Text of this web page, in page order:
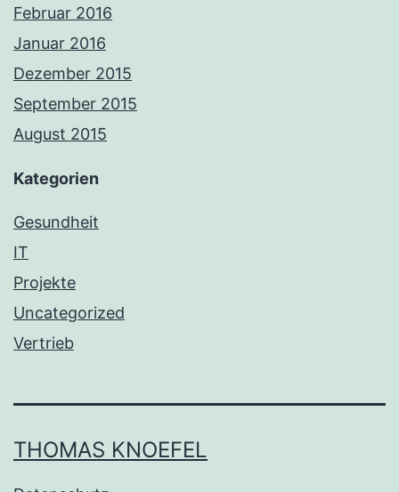
Februar 2016
Januar 2016
Dezember 2015
September 2015
August 2015
Kategorien
Gesundheit
IT
Projekte
Uncategorized
Vertrieb
THOMAS KNOEFEL